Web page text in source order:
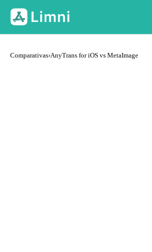
Comparativas›AnyTrans for iOS vs MetaImage